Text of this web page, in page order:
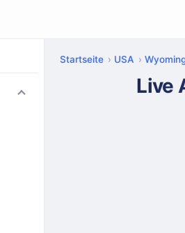
Startseite USA
Live